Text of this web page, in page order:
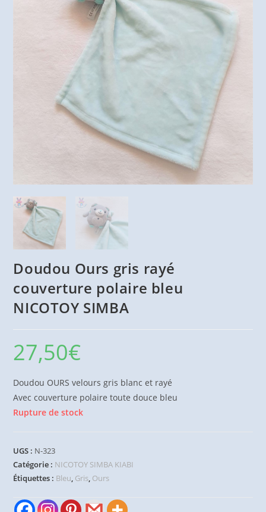
Doudou Ours gris rayé
couverture polaire bleu
NICOTOY SIMBA
27,50€
Doudou OURS velours gris blanc et rayé
Avec couverture polaire toute douce bleu
Rupture de stock
UGS : N-323
Catégorie : NICOTOY SIMBA KIABI
Étiquettes : Bleu, Gris, Ours